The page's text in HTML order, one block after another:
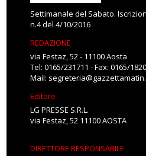
Settimanale del Sabato.
n.4 del 4/10/2016
REDAZIONE
via Festaz, 52 - 11100 Aosta
Tel: 0165/231711 - Fax: 0165/
Mail:
Editore
LG PRESSE S.R.L.
via Festaz, 52 11100 AOSTA
DIRETTORE RESPONSABILE